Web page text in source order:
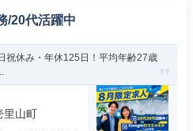
/20代活躍中
休み・年休125日！平均年齢27歳
里山町